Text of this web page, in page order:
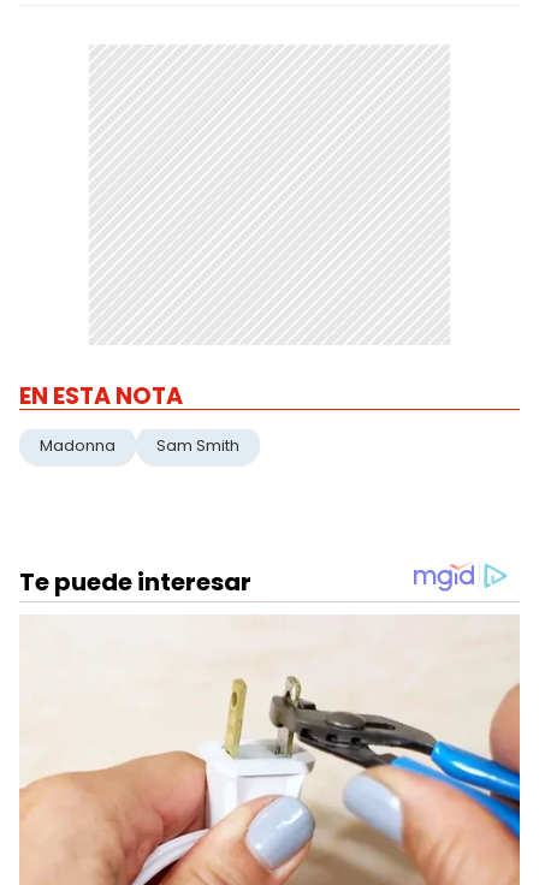
EN ESTA NOTA
Madonna Sam Smith